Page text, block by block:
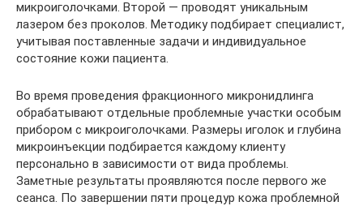
микроиголочками. Второй — проводят уникальным
лазером без проколов. Методику подбирает специалист,
учитывая поставленные задачи и индивидуальное
состояние кожи пациента.
Во время проведения фракционного микронидлинга
обрабатывают отдельные проблемные участки особым
прибором с микроиголочками. Размеры иголок и глубина
микроинъекции подбирается каждому клиенту
персонально в зависимости от вида проблемы.
Заметные результаты проявляются после первого же
сеанса. По завершении пяти процедур кожа проблемной